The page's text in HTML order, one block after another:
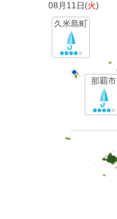
08月11日(火)
那覇市
久米島町